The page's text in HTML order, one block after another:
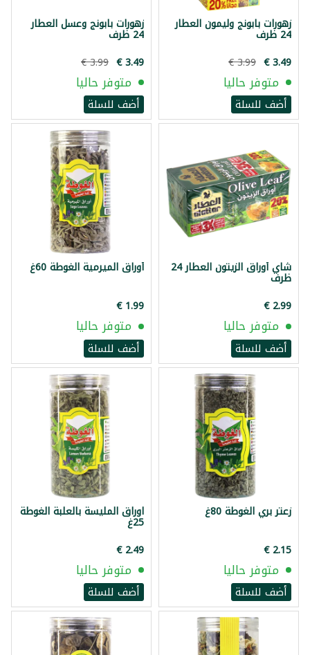
زهورات بابونج وليمون العطار
24 ظرف
متوفر حاليا
أضف للسلة
زهورات بابونج وعسل العطار
24 ظرف
متوفر حاليا
أضف للسلة
شاي أوراق الزيتون العطار 24
ظرف
متوفر حاليا
أضف للسلة
أوراق الميرمية الغوطة 60غ
متوفر حاليا
أضف للسلة
زعتر بري الغوطة 80غ
متوفر حاليا
أضف للسلة
اوراق المليسة بالعلبة الغوطة
25غ
متوفر حاليا
أضف للسلة